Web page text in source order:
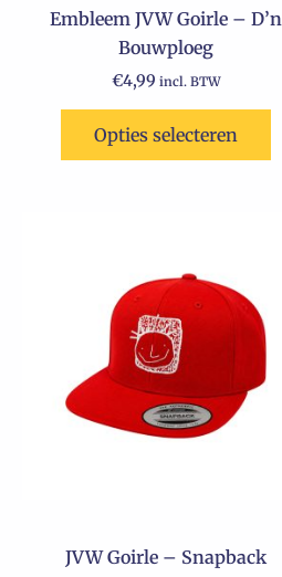
Embleem JVW Goirle – D’n
Bouwploeg
€4,99 incl. BTW
Opties selecteren
JVW Goirle – Snapback